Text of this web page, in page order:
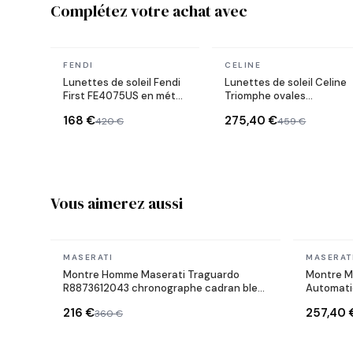
Complétez votre achat avec
En stock
FENDI
Lunettes de soleil Fendi
First FE4075US en métal
168 €420 €
En stock
CELINE
Lunettes de soleil Celine
Triomphe ovales
métal
275,40 €459 €
Vous aimerez aussi
En stock
MASERATI
Montre Homme Maserati Traguardo
R8873612043 chronographe cadran bleu
216 €360 €
En stock
Montre
257,40